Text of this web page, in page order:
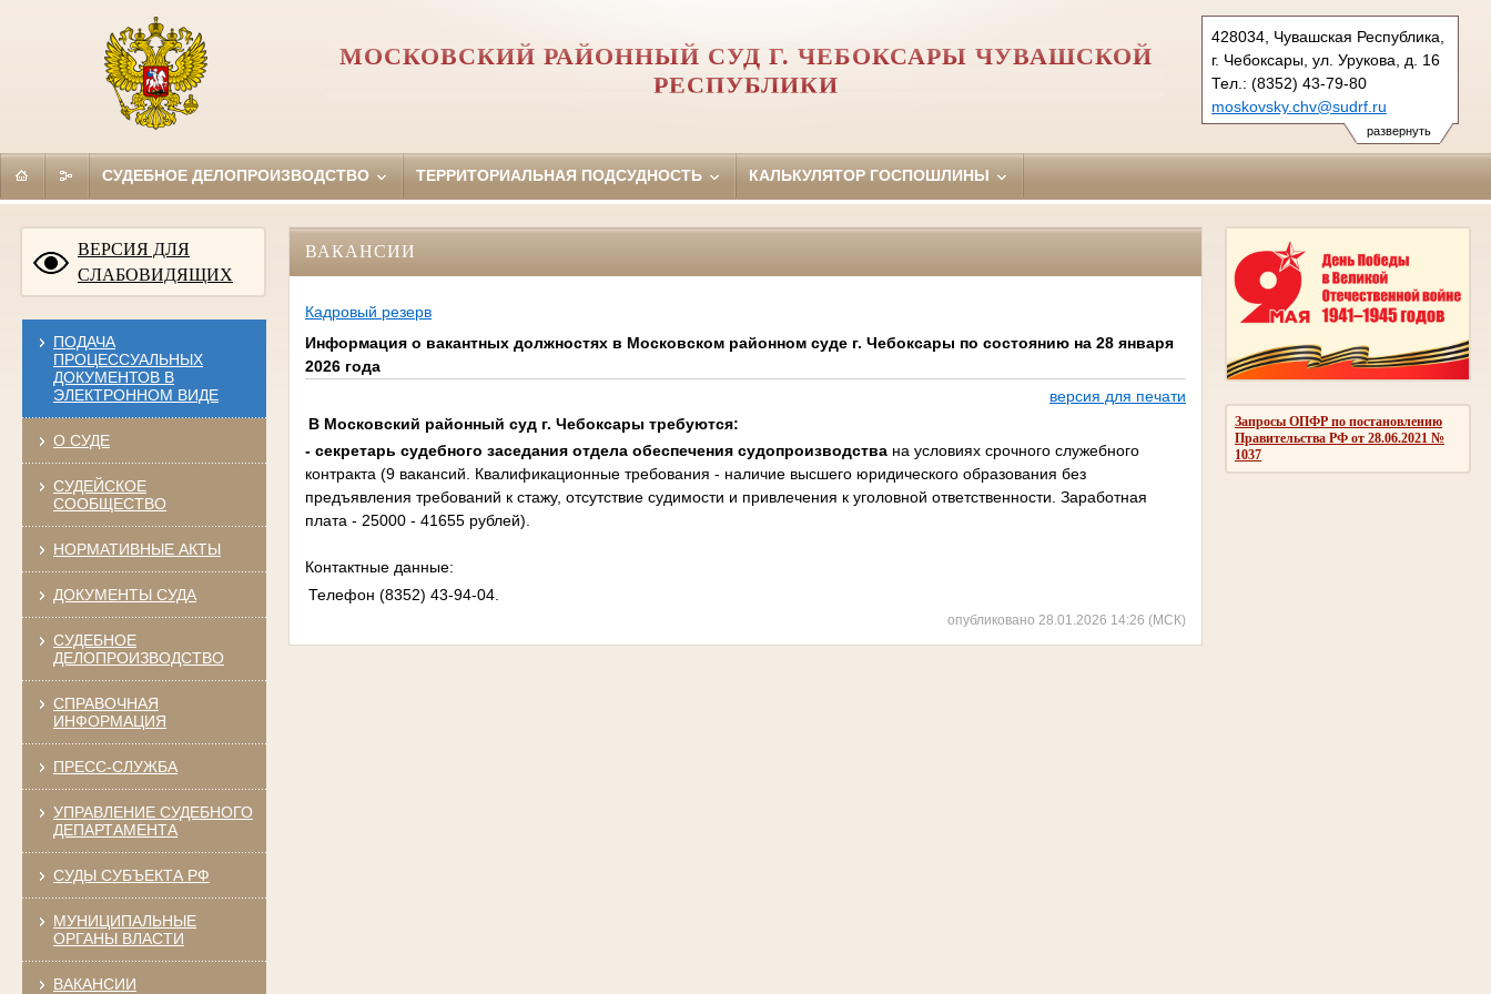
развернуть
428034, Чувашская Республика,
г. Чебоксары, ул. Урукова, д. 16
Тел.: (8352) 43-79-80
moskovsky.chv@sudrf.ru
МОСКОВСКИЙ РАЙОННЫЙ СУД Г. ЧЕБОКСАРЫ ЧУВАШСКОЙ
РЕСПУБЛИКИ
СУДЕБНОЕ ДЕЛОПРОИЗВОДСТВО ТЕРРИТОРИАЛЬНАЯ ПОДСУДНОСТЬ КАЛЬКУЛЯТОР ГОСПОШЛИНЫ
ВЕРСИЯ ДЛЯ
СЛАБОВИДЯЩИХ
ПОДАЧА
ПРОЦЕССУАЛЬНЫХ
ДОКУМЕНТОВ В
ЭЛЕКТРОННОМ ВИДЕ
О СУДЕ
СУДЕЙСКОЕ
СООБЩЕСТВО
НОРМАТИВНЫЕ АКТЫ
ДОКУМЕНТЫ СУДА
СУДЕБНОЕ
ДЕЛОПРОИЗВОДСТВО
СПРАВОЧНАЯ
ИНФОРМАЦИЯ
ПРЕСС-СЛУЖБА
УПРАВЛЕНИЕ СУДЕБНОГО
ДЕПАРТАМЕНТА
СУДЫ СУБЪЕКТА РФ
МУНИЦИПАЛЬНЫЕ
ОРГАНЫ ВЛАСТИ
ВАКАНСИИ
Запросы ОПФР по постановлению
Правительства РФ от 28.06.2021 №
1037
ВАКАНСИИ
Кадровый резерв
Информация о вакантных должностях в Московском районном суде г. Чебоксары по состоянию на 28 января
2026 года
версия для печати
В Московский районный суд г. Чебоксары требуются:
- секретарь судебного заседания отдела обеспечения судопроизводствана условиях срочного служебного
контракта (9 вакансий. Квалификационные требования - наличие высшего юридического образования без
предъявления требований к стажу, отсутствие судимости и привлечения к уголовной ответственности. Заработная
плата - 25000 - 41655 рублей).
Контактные данные:
Телефон (8352) 43-94-04.
опубликовано 28.01.2026 14:26 (МСК)